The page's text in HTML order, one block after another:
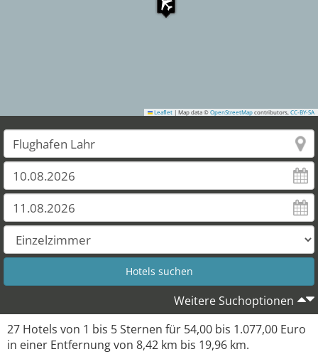
2
5
Leaflet | Map data © OpenStreetMap contributors, CC-BY-SA
Weitere Suchoptionen
27 Hotels von 1 bis 5Sternen für 54,00 bis 1.077,00 Euro
in einer Entfernung von 8,42 km bis 19,96 km.